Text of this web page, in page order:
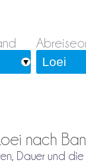
nach
Dauer und die